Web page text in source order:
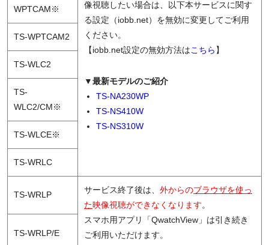
像視聴したい場合は、以下本サービスに関す
る設定（iobb.net）を無効に変更してご利用
ください。
【iobb.net設定の無効方法はこちら 】
▼最新モデルのご紹介
TS-NA230WP
TS-NS410W
TS-NS310W
WPTCAM※
TS-WPTCAM2
TS-WLC2
TS-
WLC2/CM※
TS-WLCE※
TS-WRLC
TS-WRLP
サービス終了後は、 外からのブラウザを使っ
た映像視聴ができなくなります。
スマホ用アプリ「QwatchView」は引き続き
ご利用いただけます。
TS-WRLP/E